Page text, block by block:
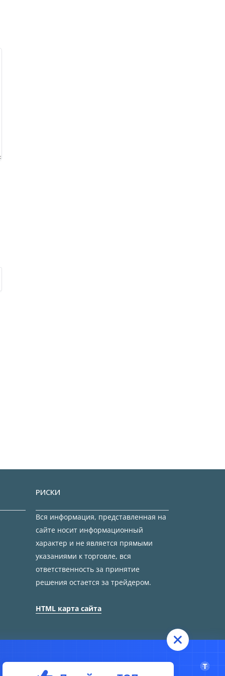
РИСКИ
Вся информация, представленная на
сайте носит информационный
характер и не является прямыми
указаниями к торговле, вся
ответственность за принятие
решения остается за трейдером.
HTML карта сайта